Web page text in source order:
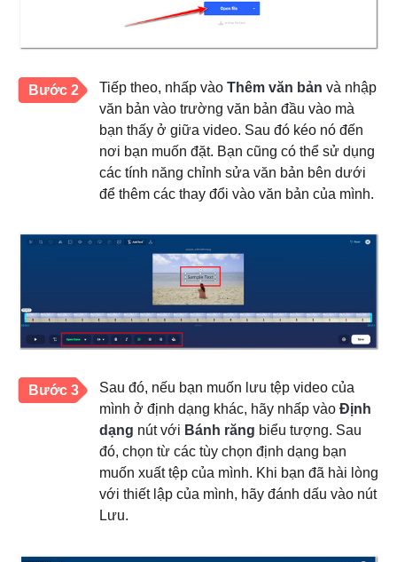
Bước 2 Tiếp theo, nhấp vào Thêm văn bản và nhập
văn bản vào trường văn bản đầu vào mà
bạn thấy ở giữa video. Sau đó kéo nó đến
nơi bạn muốn đặt. Bạn cũng có thể sử dụng
các tính năng chỉnh sửa văn bản bên dưới
để thêm các thay đổi vào văn bản của mình.
Bước 3
Sau đó, nếu bạn muốn lưu tệp video của
mình ở định dạng khác, hãy nhấp vào Định
dạng nút với Bánh răng biểu tượng. Sau
đó, chọn từ các tùy chọn định dạng bạn
muốn xuất tệp của mình. Khi bạn đã hài lòng
với thiết lập của mình, hãy đánh dấu vào nút
Lưu.